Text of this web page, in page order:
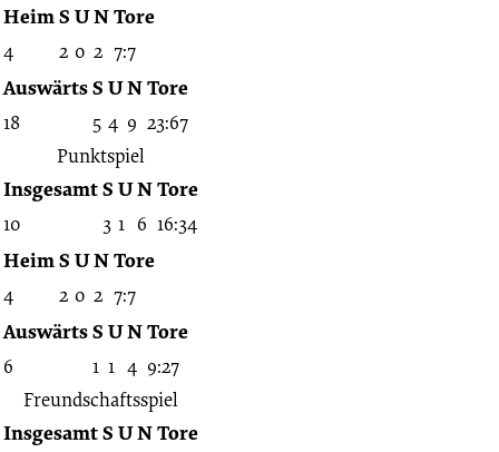
Heim S UNTore
4 2 0 2 7:7
AuswärtsS UNTore
18 5 4 9 23:67
Punktspiel
InsgesamtS UNTore
10 3 1 6 16:34
Heim S UNTore
4 2 0 2 7:7
AuswärtsS UNTore
6 1 1 4 9:27
Freundschaftsspiel
InsgesamtS UNTore